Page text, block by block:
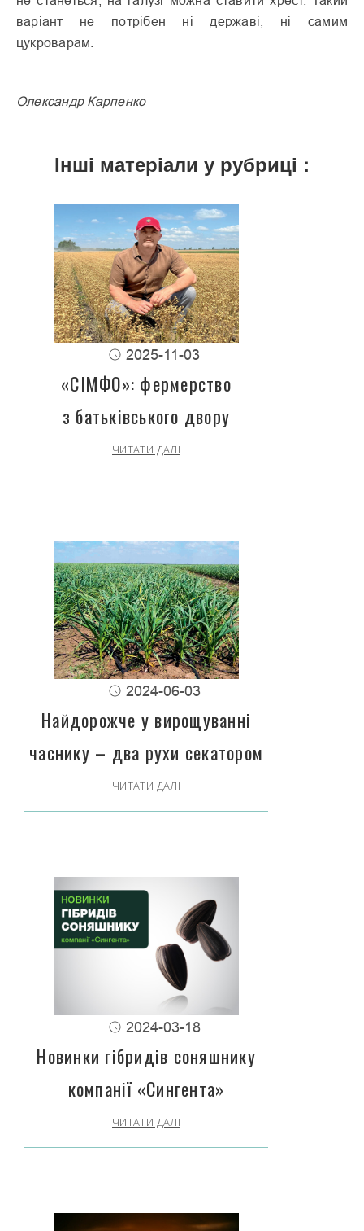
варіант не потрібен ні державі, ні самим
цукроварам.
Олександр Карпенко
Інші матеріали у рубриці :
2025-11-03
«СІМФО»: фермерство
з батьківського двору
ЧИТАТИ ДАЛІ
2024-06-03
Найдорожче у вирощуванні
часнику – два рухи секатором
ЧИТАТИ ДАЛІ
2024-03-18
Новинки гібридів соняшнику
компанії «Сингента»
ЧИТАТИ ДАЛІ